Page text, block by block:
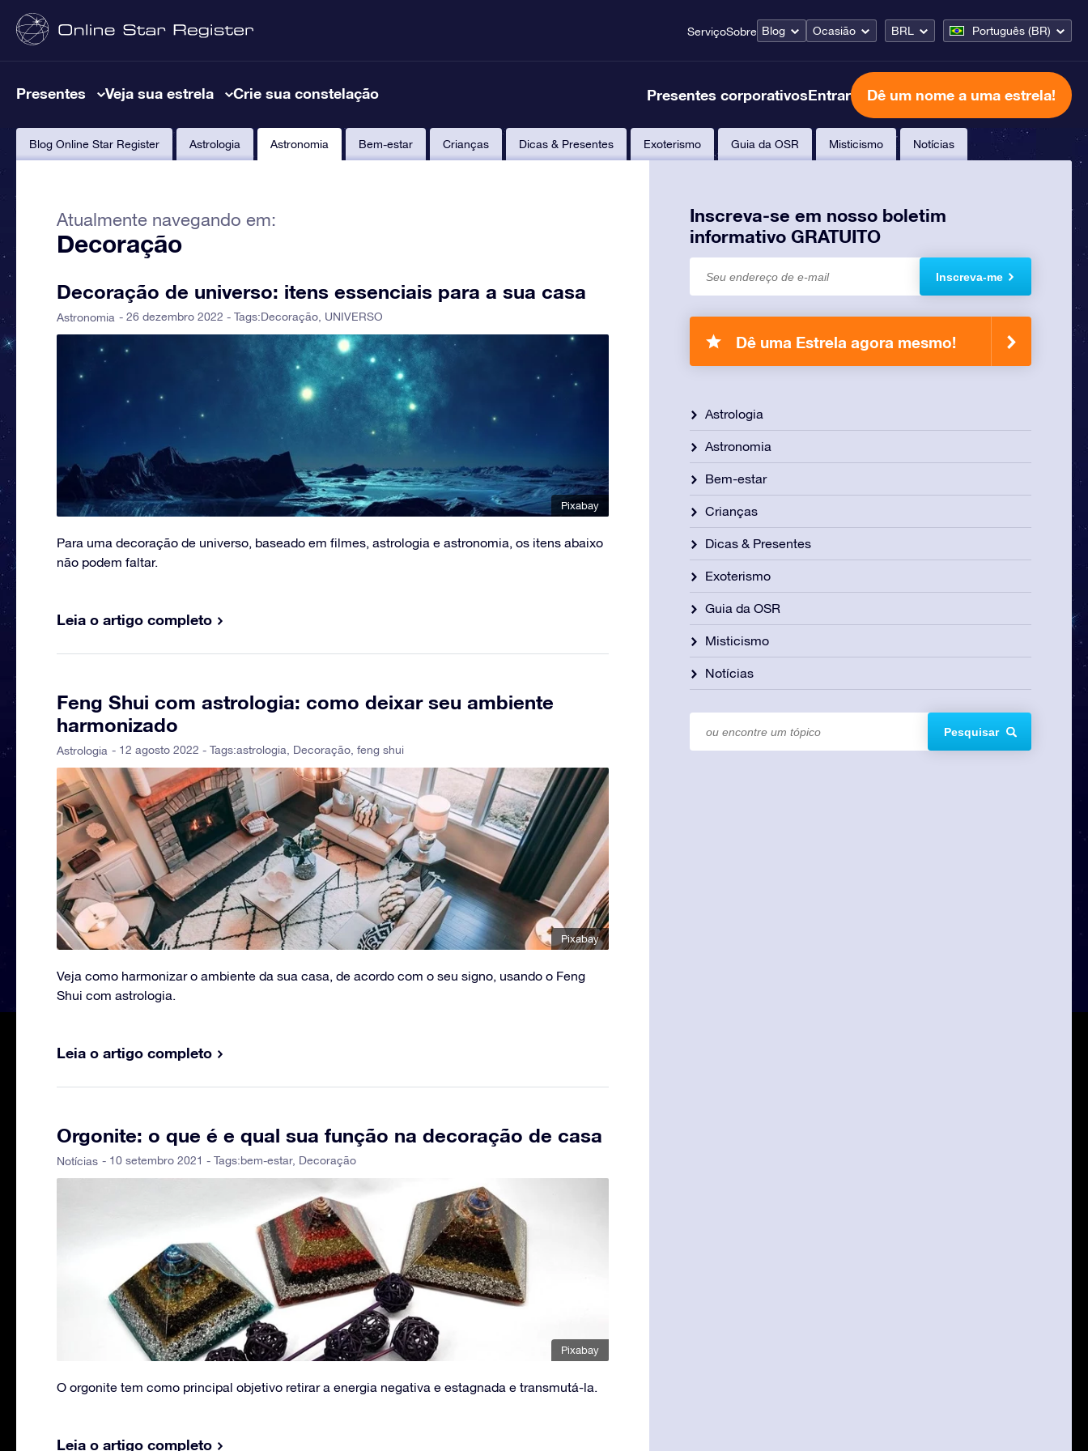
ServiçoSobre Blog Ocasião BRL Português (BR)
Presentes Veja sua estrela Crie sua constelação Presentes corporativosEntrar Dê um nome a uma estrela!
Blog Online Star Register Astrologia Astronomia Bem-estar Crianças Dicas & Presentes Exoterismo Guia da OSR Misticismo Notícias
Atualmente navegando em:
Decoração
Decoração de universo: itens essenciais para a sua casa
Astronomia - 26 dezembro 2022 - Tags:Decoração UNIVERSO
Pixabay
Para uma decoração de universo, baseado em filmes, astrologia e astronomia, os itens abaixo
não podem faltar.
Leia o artigo completo
Feng Shui com astrologia: como deixar seu ambiente
harmonizado
Astrologia - 12 agosto 2022 - Tags:astrologia Decoração feng shui
Pixabay
Veja como harmonizar o ambiente da sua casa, de acordo com o seu signo, usando o Feng
Shui com astrologia.
Leia o artigo completo
Orgonite: o que é e qual sua função na decoração de casa
Notícias - 10 setembro 2021 - Tags:bem-estar, Decoração
Pixabay
O orgonite tem como principal objetivo retirar a energia negativa e estagnada e transmutá-la.
Leia o artigo completo
Inscreva-se em nosso boletim
informativo GRATUITO
Inscreva-me
Dê uma Estrela agora mesmo!
Astrologia
Astronomia
Bem-estar
Crianças
Dicas & Presentes
Exoterismo
Guia da OSR
Misticismo
Notícias
Pesquisar